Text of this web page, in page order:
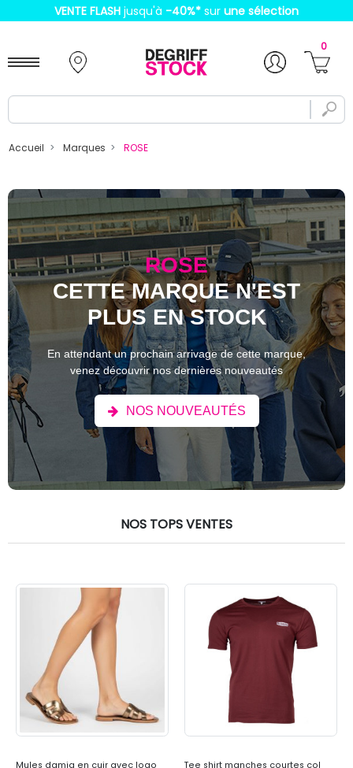
VENTE FLASH jusqu'à -40%* sur une sélection
0
Accueil Marques ROSE
ROSE
CETTE MARQUE N'EST
PLUS EN STOCK
En attendant un prochain arrivage de cette marque,
venez découvrir nos dernières nouveautés
NOS NOUVEAUTÉS
NOS TOPS VENTES
Mules damia en cuir avec logo
Tee shirt manches courtes col